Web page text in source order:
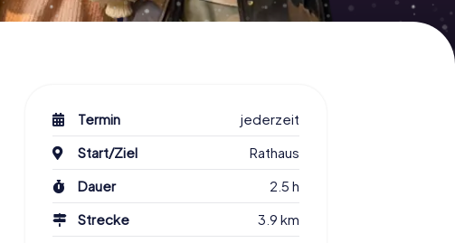
Termin
jederzeit
Start/Ziel
Rathaus
Dauer
2.5 h
Strecke
3.9 km